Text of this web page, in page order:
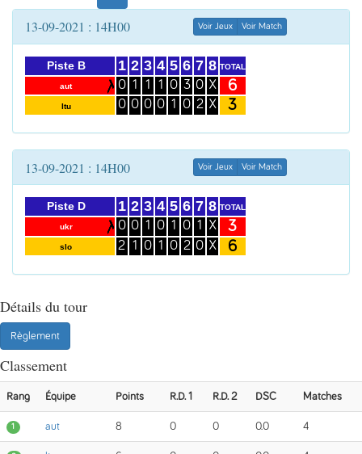
13-09-2021 : 14H00 Voir Jeux Voir Match
Piste B
aut
ltu
1
0
0
2
1
0
3
1
0
4
1
0
5
0
1
6
3
0
7
0
2
8
X
X
TOTAL
6
3
13-09-2021 : 14H00 Voir Jeux Voir Match
Piste D
ukr
slo
1
0
2
2
0
1
3
1
0
4
0
1
5
1
0
6
0
2
7
1
0
8
X
X
TOTAL
3
6
Détails du tour
Règlement
Classement
Rang Équipe Points R.D. 1 R.D. 2 DSC Matches
1 aut 8 0 0 0.0 4